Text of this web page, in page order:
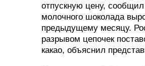
отпускную цену,
молочного шоколада
предыдущему месяцу.
разрывом цепочек
какао, объяснил